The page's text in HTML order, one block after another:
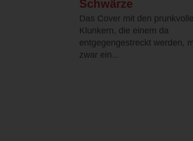
Schwärze
Das Cover mit den
Klunkern, die einem da
entgegengestreckt werden,
zwar ein...